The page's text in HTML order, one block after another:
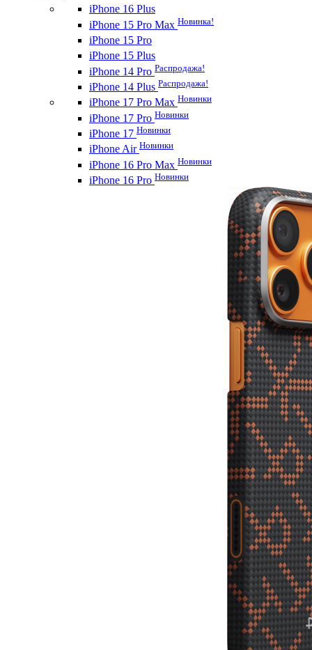
iPhone 16 Plus
iPhone 15 Pro Max Новинка!
iPhone 15 Pro
iPhone 15 Plus
iPhone 14 Pro Распродажа!
iPhone 14 Plus Распродажа!
iPhone 17 Pro Max Новинки
iPhone 17 Pro Новинки
iPhone 17 Новинки
iPhone Air Новинки
iPhone 16 Pro Max Новинки
iPhone 16 Pro Новинки